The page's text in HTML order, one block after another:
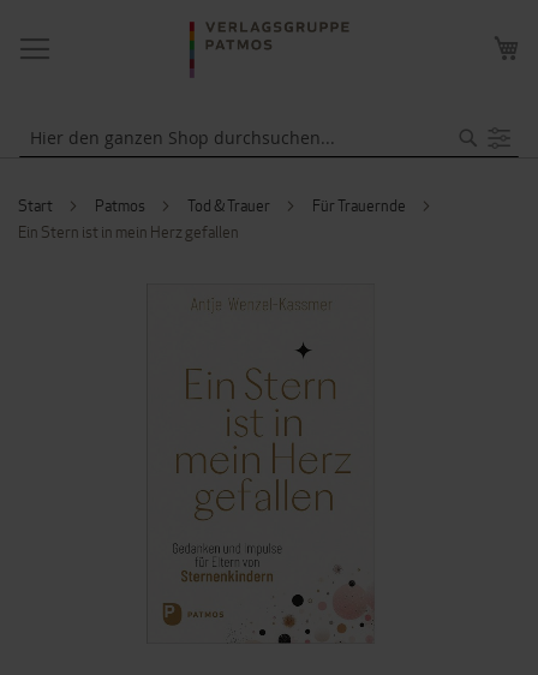
NAVIGATION
UMSCHALTEN
Start Patmos Tod & Trauer
Für Trauernde
Ein Stern ist in mein Herz gefallen
ENDE
BILDERGALERIE
SPRINGEN